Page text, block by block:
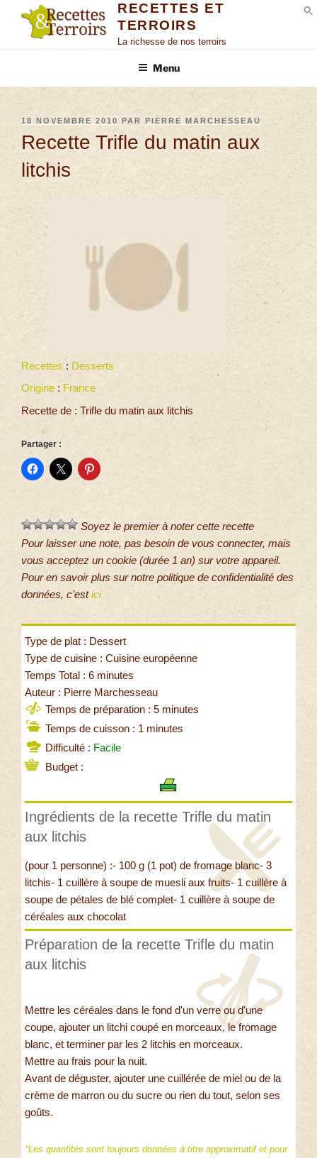
RECETTES ET
TERROIRS
La richesse de nos terroirs
Menu
18 NOVEMBRE 2010 PAR PIERRE MARCHESSEAU
Recette Trifle du matin aux
litchis
Recettes : Desserts
Origine : France
Recette de : Trifle du matin aux litchis
Partager :
Soyez le premier à noter cette recette
Pour laisser une note, pas besoin de vous connecter, mais
vous acceptez un cookie (durée 1 an) sur votre appareil.
Pour en savoir plus sur notre politique de confidentialité des
données, c'estici
Type de plat : Dessert
Type de cuisine : Cuisine européenne
Temps Total : 6 minutes
Auteur : Pierre Marchesseau
Temps de préparation : 5 minutes
Temps de cuisson : 1 minutes
Difficulté : Facile
Budget :
Ingrédients de la recette Trifle du matin
aux litchis
(pour 1 personne) :- 100 g (1 pot) de fromage blanc- 3
litchis- 1 cuillère à soupe de muesli aux fruits- 1 cuillère à
soupe de pétales de blé complet- 1 cuillère à soupe de
céréales aux chocolat
Préparation de la recette Trifle du matin
aux litchis
Mettre les céréales dans le fond d'un verre ou d'une
coupe, ajouter un litchi coupé en morceaux, le fromage
blanc, et terminer par les 2 litchis en morceaux.
Mettre au frais pour la nuit.
Avant de déguster, ajouter une cuillérée de miel ou de la
crème de marron ou du sucre ou rien du tout, selon ses
goûts.
*Les quantités sont toujours données à titre approximatif et pour